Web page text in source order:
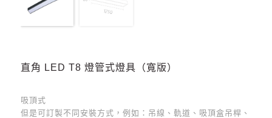
直角 LED T8 燈管式燈具（寬版）
吸頂式
但是可訂製不同安裝方式，例如：吊線、軌道、吸頂盒吊桿、